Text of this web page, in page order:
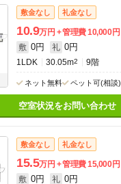
敷金なし 礼金なし
10.9万円 管理費10,000円
敷 0円 礼 0円
1LDK 30.05m2 9階
ネット無料 ペット可(相談)
空室状況をお問い合わせ
敷金なし 礼金なし
15.5万円 管理費15,000円
敷 0円 礼 0円